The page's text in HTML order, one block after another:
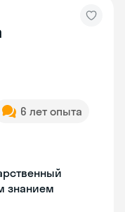
6 лет опыта
знанием